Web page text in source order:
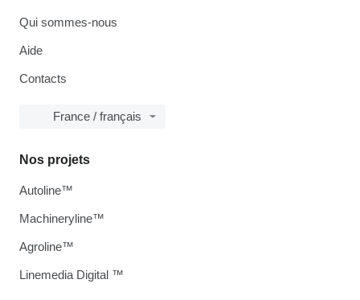
Qui sommes-nous
Aide
Contacts
France / français
Nos projets
Autoline™
Machineryline™
Agroline™
Linemedia Digital ™